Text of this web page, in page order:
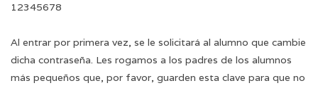
12345678
Al entrar por primera vez, se le solicitará al alumno que cambie
dicha contraseña. Les rogamos a los padres de los alumnos
más pequeños que, por favor, guarden esta clave para que no